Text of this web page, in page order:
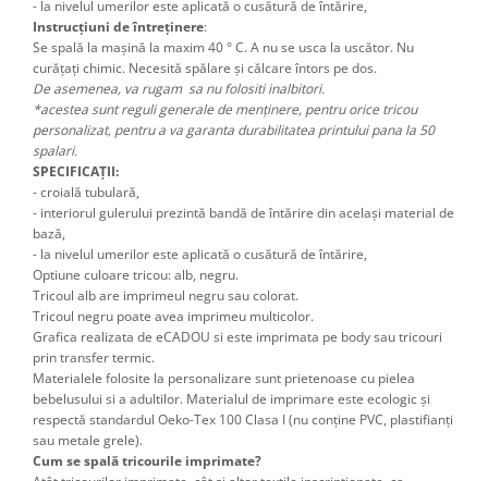
- la nivelul umerilor este aplicată o cusătură de întărire,
Instrucțiuni de întreținere:
Se spală la mașină la maxim 40 ° C. A nu se usca la uscător. Nu
curățați chimic. Necesită spălare și călcare întors pe dos.
De asemenea, va rugam sa nu folositi inalbitori.
*acestea sunt reguli generale de menținere, pentru orice tricou
personalizat, pentru a va garanta durabilitatea printului pana la 50
spalari.
SPECIFICAȚII:
- croială tubulară,
- interiorul gulerului prezintă bandă de întărire din același material de
bază,
- la nivelul umerilor este aplicată o cusătură de întărire,
Optiune culoare tricou: alb, negru.
Tricoul alb are imprimeul negru sau colorat.
Tricoul negru poate avea imprimeu multicolor.
Grafica realizata de eCADOU si este imprimata pe body sau tricouri
prin transfer termic.
Materialele folosite la personalizare sunt prietenoase cu pielea
bebelusului si a adultilor. Materialul de imprimare este ecologic și
respectă standardul Oeko-Tex 100 Clasa I (nu conține PVC, plastifianți
sau metale grele).
Cum se spală tricourile imprimate?